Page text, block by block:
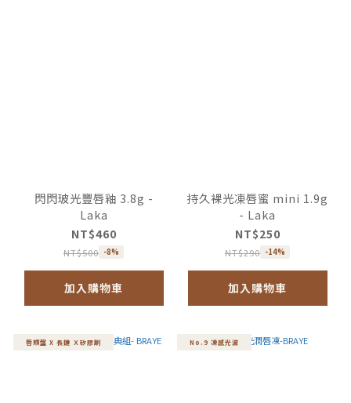
閃閃玻光豐唇釉 3.8g -
Laka
NT$460
NT$500 -8%
加入購物車
持久裸光凍唇蜜 mini 1.9g
- Laka
NT$250
NT$290 -14%
加入購物車
唇頰盤 X 長鏈 Ｘ矽膠刷 No.9 凍感光波